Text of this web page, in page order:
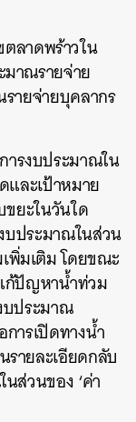
ลาดพร้าวใน
าณรายจ่าย
รายจ่ายบุคลากร
ารงบประมาณใน
และเป้าหมาย
ยะในวันใด
บประมาณในส่วน
พิ่มเติม โดยขณะ
ก้ปัญหาน้ำท่วม
บประมาณ
ารเปิดทางน้ำ
ายละเอียดกลับ
ส่วนของ ‘ค่า
EMAIL